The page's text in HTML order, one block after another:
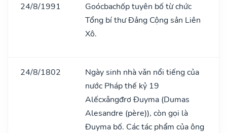
24/8/1991
Goócbachốp tuyên bố từ chức
Tổng bí thư Đảng Cộng sản Liên
Xô.
24/8/1802
Ngày sinh nhà vǎn nổi tiếng của
nước Pháp thế kỷ 19
Alếcxǎngđrơ Đuyma (Dumas
Alesandre (père)), còn gọi là
Đuyma bố. Các tác phẩm của ông